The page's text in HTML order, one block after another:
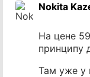
Nokita
На цене
принципу
Там уже у